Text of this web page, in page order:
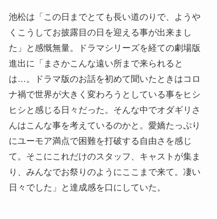
池松は「この日までとても長い道のりで、ようや
くこうしてお披露目の日を迎える事が出来まし
た」と感慨無量。ドラマシリーズを経ての劇場版
進出に「まさかこんな遠い所まで来られると
は…。ドラマ版のお話を初めて聞いたときはコロ
ナ禍で世界が大きく変わろうとしている事をヒシ
ヒシと感じる日々だった。そんな中でオダギリさ
んはこんな事を考えているのかと。愛嬌たっぷり
にユーモア満点で困難を打破する自由さを感じ
て。そこにこれだけのスタッフ、キャストが集ま
り、みんなでお祭りのようにここまで来て。凄い
日々でした」と達成感を口にしていた。